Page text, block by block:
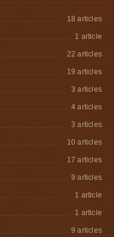
18 articles
1 article
22 articles
19 articles
3 articles
4 articles
3 articles
10 articles
17 articles
9 articles
1 article
1 article
9 articles